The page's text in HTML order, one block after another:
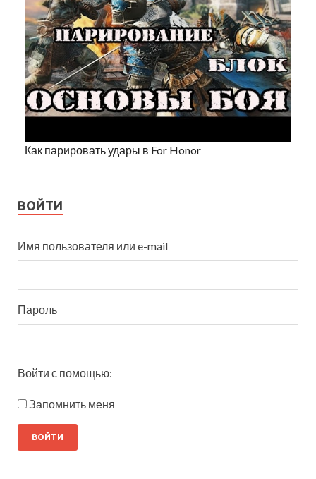
Как парировать удары в For Honor
ВОЙТИ
Имя пользователя или e-mail
Пароль
Войти с помощью:
Запомнить меня